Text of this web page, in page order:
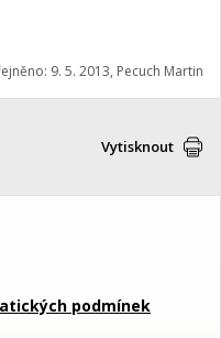
9. 5. 2013, Pecuch Martin
Vytisknout
podmínek